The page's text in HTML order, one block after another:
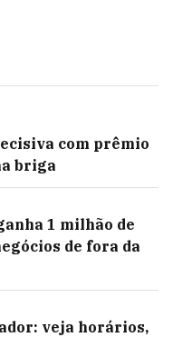
com prêmio
briga
1 milhão de
de fora da
veja horários,